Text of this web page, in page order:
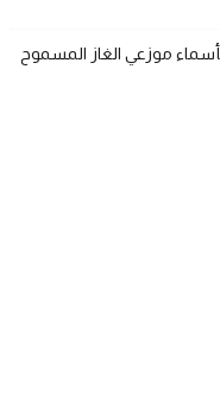
موزعي الغاز المسموح